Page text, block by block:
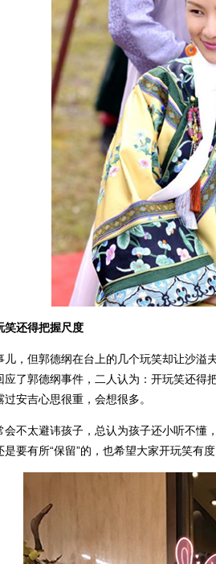
笑还得把握尺度
儿，但郭德纲在台上的几个玩笑却让沙
应了郭德纲事件，二人认为：开玩笑还
安吉心思很重，会想很多。
会不太避讳孩子，总认为孩子还小听不
要有所“保留”的，也希望大家开玩笑有度